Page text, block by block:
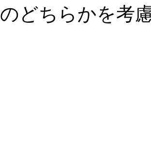
のどちらかを考